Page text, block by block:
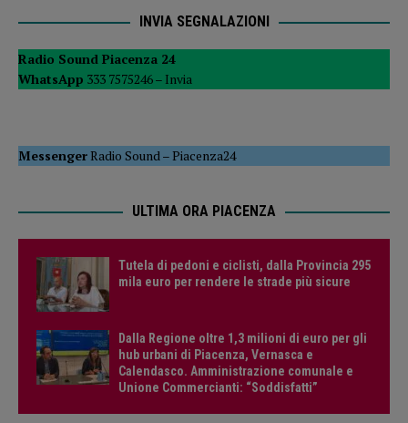
INVIA SEGNALAZIONI
Radio Sound Piacenza 24
WhatsApp 333 7575246 – Invia
MessengerRadio Sound –Piacenza24
ULTIMA ORA PIACENZA
Tutela di pedoni e ciclisti, dalla Provincia 295
mila euro per rendere le strade più sicure
Dalla Regione oltre 1,3 milioni di euro per gli
hub urbani di Piacenza, Vernasca e
Calendasco. Amministrazione comunale e
Unione Commercianti: “Soddisfatti”